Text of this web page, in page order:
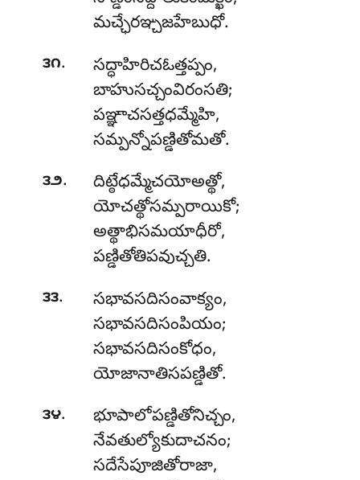
మచ్ఛేరఞ్చజహేబుధో.
౩౧.
సద్ధాహిరిచఓత్తప్పం,
బాహుసచ్చంవిరంసతి;
పఞ్ఞాచసత్తధమ్మేహి,
సమ్పన్నోపణ్డితోమతో.
౩౨. దిట్ఠేధమ్మేచయోఅత్థో,
యోచత్థోసమ్పరాయికో;
అత్థాభిసమయాధీరో,
పణ్డితోతిపవుచ్చతి.
౩౩.
సభావసదిసంవాక్యం,
సభావసదిసంపియం;
సభావసదిసంకోధం,
యోజానాతిసపణ్డితో.
౩౪.
భూపాలోపణ్డితోనిచ్చం,
నేవతుల్యోకుదాచనం;
సదేసేపూజితోరాజా,